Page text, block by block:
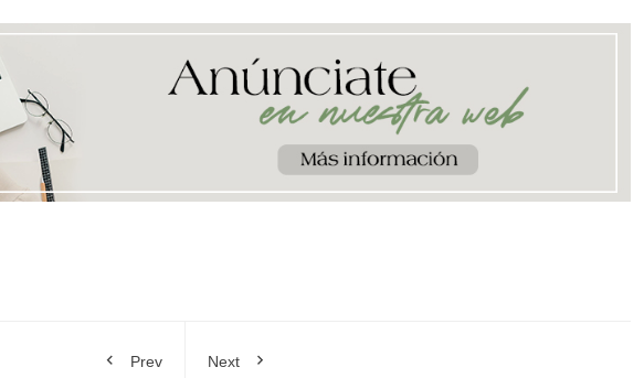
Prev
Next